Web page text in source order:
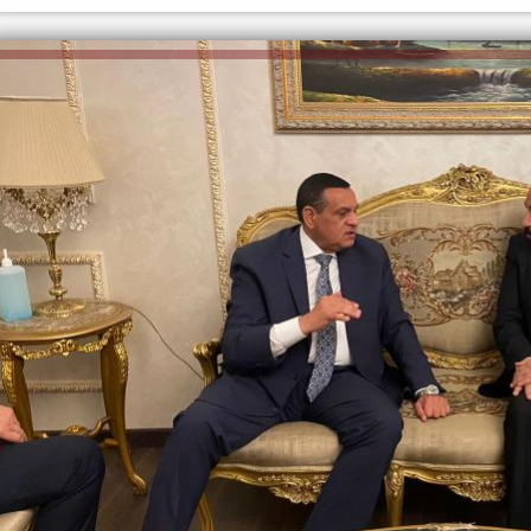
الكاتبة إلهام شرشر تهنئ الرئيس
السيسي بعيد ميلاده وتُشيد بجهوده
في بناء الدولة
رسالتى لآخر الزمان «محطة الضبعة
النووية»... من الحلم إلى التنفيذ